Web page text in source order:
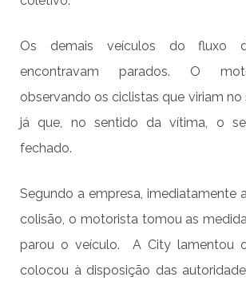
Os demais veículos do fluxo
encontravam parados. O
observando os ciclistas que viriam no
já que, no sentido da vítima, o
fechado.
Segundo a empresa, imediatamente
colisão, o motorista tomou as
parou o veículo. A City lamentou
colocou à disposição das